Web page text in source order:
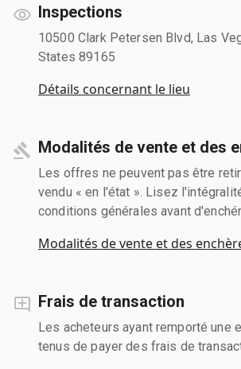
Inspections
10500 Clark Petersen Blvd, Las
States 89165
Détails concernant le lieu
Modalités de vente et des
Les offres ne peuvent pas être
vendu « en l'état ». Lisez
conditions générales avant
Modalités de vente et des
Frais de transaction
Les acheteurs ayant remporté une
tenus de payer des frais de